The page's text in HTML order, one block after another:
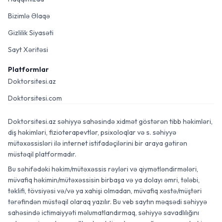
Bizimlə Əlaqə
Gizlilik Siyasəti
Sayt Xəritəsi
Platformlar
Doktorsitesi.az
Doktorsitesi.com
Doktorsitesi.az səhiyyə sahəsində xidmət göstərən tibb həkimləri,
diş həkimləri, fizioterapevtlər, psixoloqlar və s. səhiyyə
mütəxəssisləri ilə internet istifadəçilərini bir araya gətirən
müstəqil platformadır.
Bu səhifədəki həkim/mütəxəssis rəyləri və qiymətləndirmələri,
müvafiq həkimin/mütəxəssisin birbaşa və ya dolayı əmri, tələbi,
təklifi, tövsiyəsi və/və ya xahişi olmadan, müvafiq xəstə/müştəri
tərəfindən müstəqil olaraq yazılır. Bu veb saytın məqsədi səhiyyə
sahəsində ictimaiyyəti məlumatlandırmaq, səhiyyə savadlılığını